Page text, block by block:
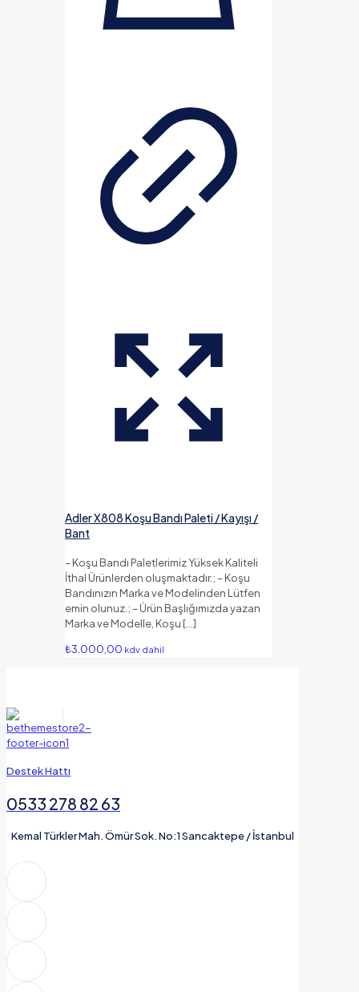
Adler X808 Koşu Bandı Paleti / Kayışı /
Bant
– Koşu Bandı Paletlerimiz Yüksek Kaliteli
İthal Ürünlerden oluşmaktadır.; – Koşu
Bandınızın Marka ve Modelinden Lütfen
emin olunuz.; – Ürün Başlığımızda yazan
Marka ve Modelle, Koşu […]
₺3.000,00 kdv dahil
Destek Hattı
0533 278 82 63
Kemal Türkler Mah. Ömür Sok. No:1 Sancaktepe / İstanbul